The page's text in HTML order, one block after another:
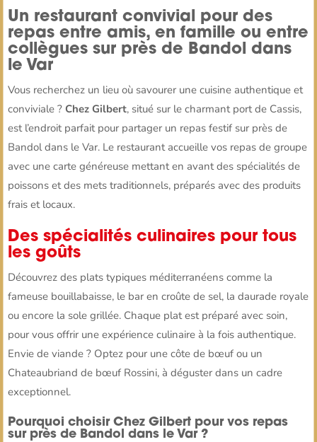
Un restaurant convivial pour des
repas entre amis, en famille ou entre
collègues sur près de Bandol dans
le Var
Vous recherchez un lieu où savourer une cuisine authentique et
conviviale ?Chez Gilbert, situé sur le charmant port de Cassis,
est l’endroit parfait pour partager un repas festif sur près de
Bandol dans le Var. Le restaurant accueille vos repas de groupe
avec une carte généreuse mettant en avant des spécialités de
poissons et des mets traditionnels, préparés avec des produits
frais et locaux.
Des spécialités culinaires pour tous
les goûts
Découvrez des plats typiques méditerranéens comme la
fameuse bouillabaisse, le bar en croûte de sel, la daurade royale
ou encore la sole grillée. Chaque plat est préparé avec soin,
pour vous offrir une expérience culinaire à la fois authentique.
Envie de viande ? Optez pour une côte de bœuf ou un
Chateaubriand de bœuf Rossini, à déguster dans un cadre
exceptionnel.
Pourquoi choisir Chez Gilbert pour vos repas
sur près de Bandol dans le Var ?